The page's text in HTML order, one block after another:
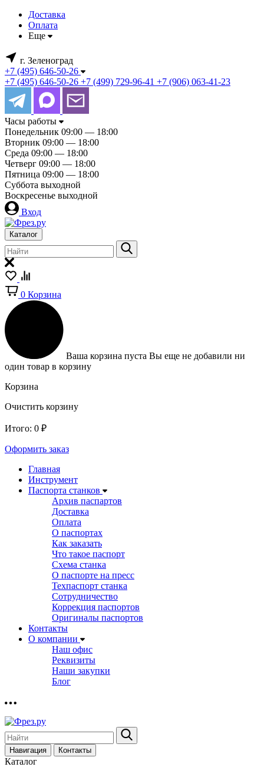
Доставка
Оплата
Еще
г. Зеленоград
+7 (495) 646-50-26
+7 (495) 646-50-26 +7 (499) 729-96-41 +7 (906) 063-41-23
Часы работы
Понедельник 09:00 — 18:00
Вторник 09:00 — 18:00
Среда 09:00 — 18:00
Четверг 09:00 — 18:00
Пятница 09:00 — 18:00
Суббота выходной
Воскресенье выходной
Вход
Каталог
0 Корзина
Ваша корзина пуста Вы еще не добавили ни
один товар в корзину
Корзина
Очистить корзину
Итого: 0 ₽
Оформить заказ
Главная
Инструмент
Паспорта станков
Архив паспартов
Доставка
Оплата
О паспортах
Как заказать
Что такое паспорт
Схема станка
О паспорте на пресс
Техпаспорт станка
Сотрудничество
Коррекция паспортов
Оригиналы паспортов
Контакты
О компании
Наш офис
Реквизиты
Наши закупки
Блог
Навигация Контакты
Каталог